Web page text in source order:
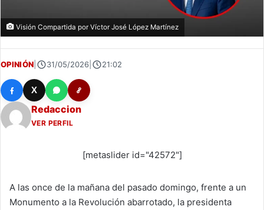
Visión Compartida por Víctor José López Martínez
OPINIÓN 31/05/2026 21:02
X
Redaccion
VER PERFIL
[metaslider id="42572"]
A las once de la mañana del pasado domingo, frente a un
Monumento a la Revolución abarrotado, la presidenta